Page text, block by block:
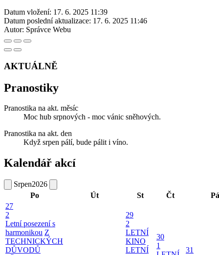
Datum vložení: 17. 6. 2025 11:39
Datum poslední aktualizace: 17. 6. 2025 11:46
Autor: Správce Webu
AKTUÁLNĚ
Pranostiky
Pranostika na akt. měsíc
Moc hub srpnových - moc vánic sněhových.
Pranostika na akt. den
Když srpen pálí, bude pálit i víno.
Kalendář akcí
Srpen2026
Po
Út St Čt
Pá
27
2
Letní posezení s
harmonikou Z
TECHNICKÝCH
DŮVODŮ
29
2
LETNÍ
KINO
LETNÍ
30
1
31